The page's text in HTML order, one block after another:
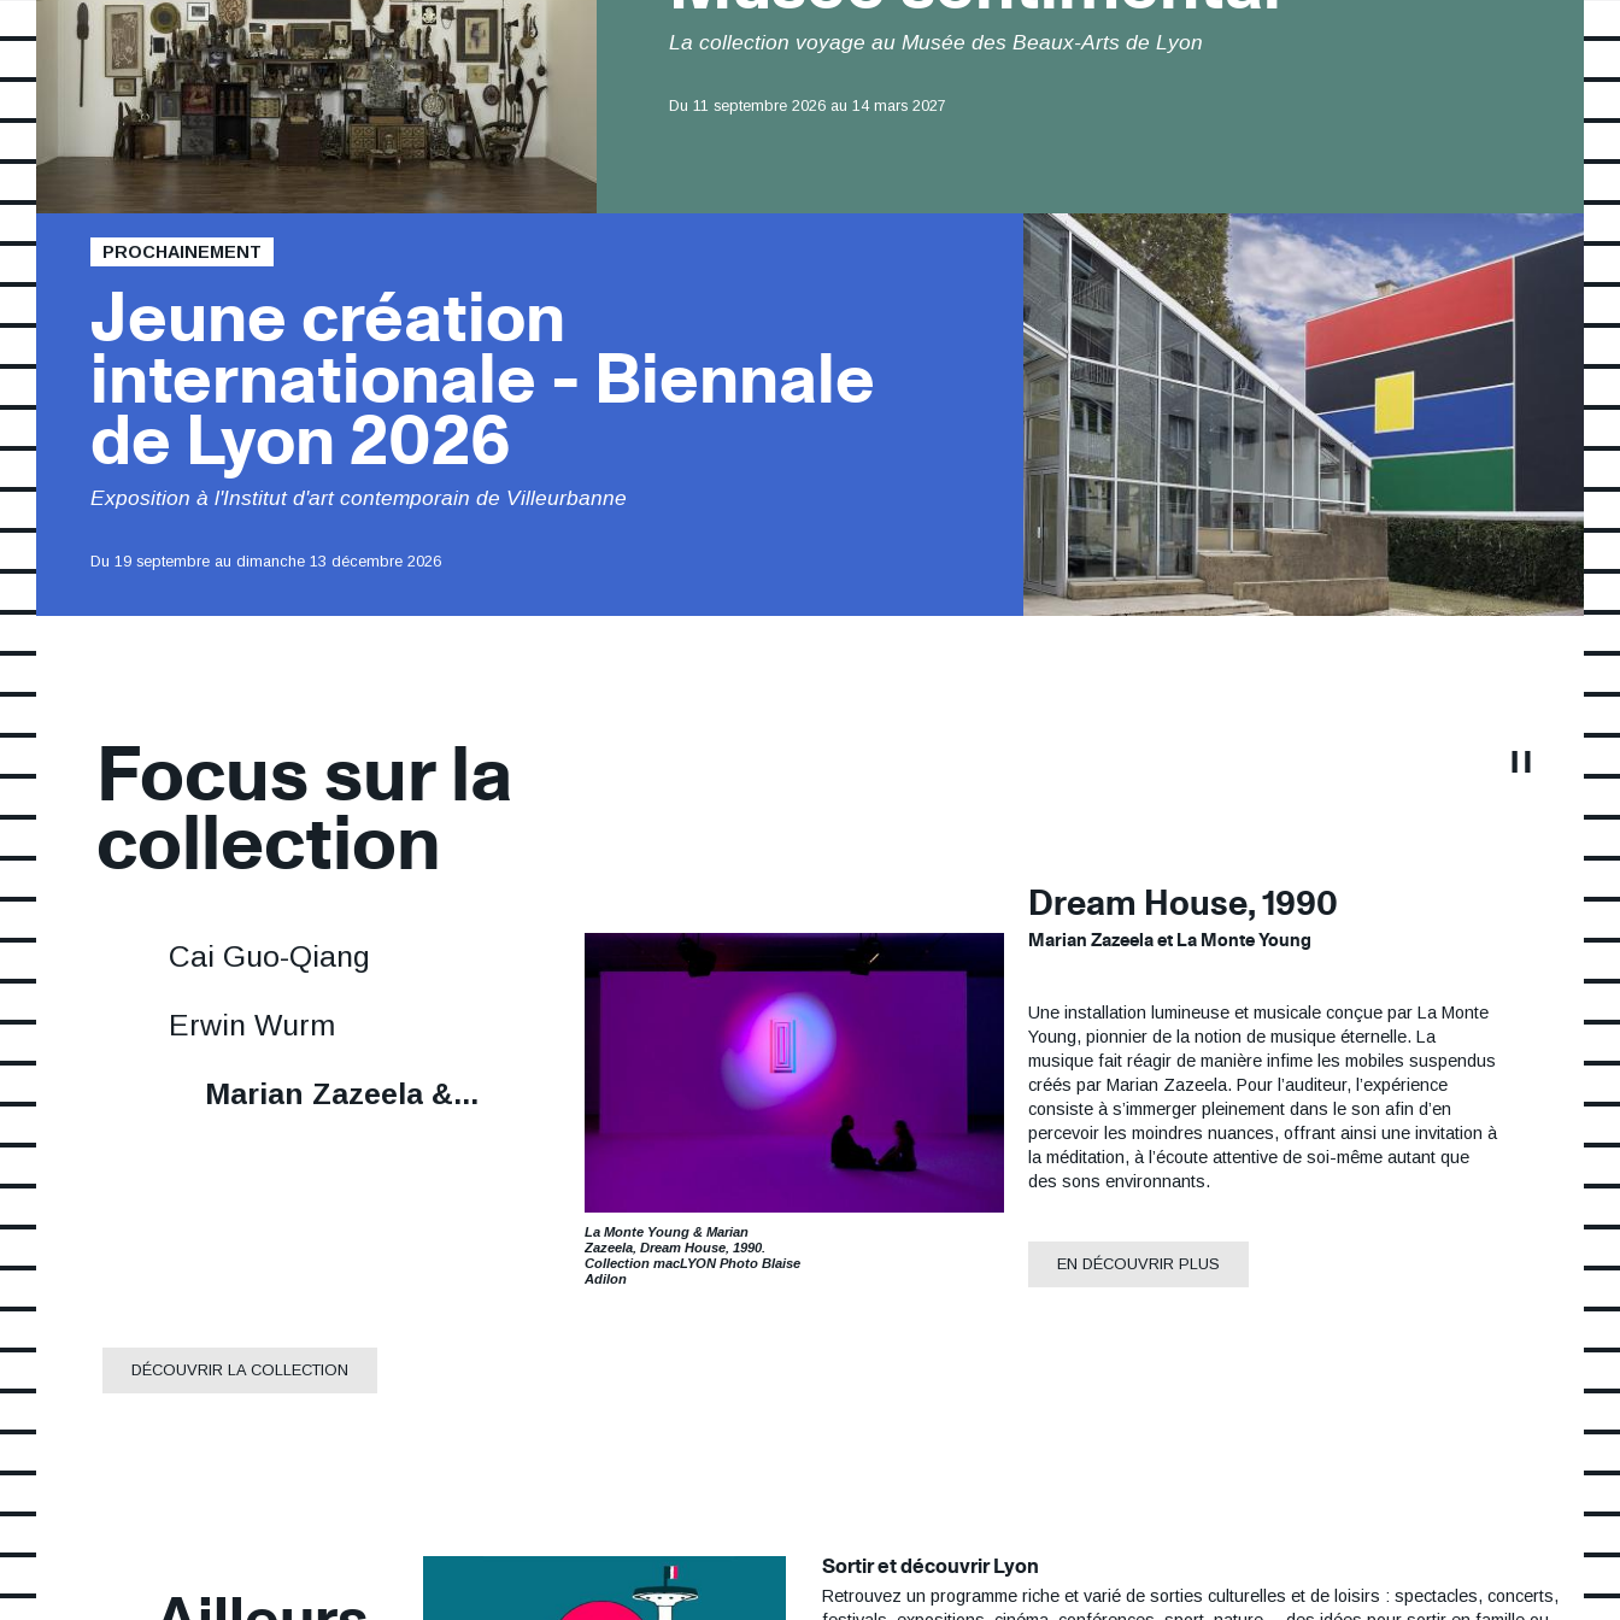
André Breton, 1922-1966, Mur de l'atelier d'André Breton, Centre Pompidou, Paris, Musée national d’art moderne - Centre de création industrielle. © ADAGP, Paris, 2026. Image © Centre Pompidou, MNAM-CCI, Dist. GrandPalaisRmn
Sous
La collection voyage au Musée des Beaux-Arts de Lyon
Date
Du 11 septembre 2026 au 14 mars 2027
Visuel
Image
PROCHAINEMENT
Titre
Jeune création
internationale - Biennale
de Lyon 2026
Sous
Exposition à l'Institut d'art contemporain de Villeurbanne
Date
Du 19 septembre au dimanche 13 décembre 2026
Focus sur la
collection
La
xxx
Cai Guo-Qiang
La
xxx
Erwin Wurm
La
Marian Zazeela &...
VIsuel
Image
La Monte Young & Marian
Zazeela, Dream House, 1990.
Collection macLYON Photo Blaise
Adilon
TItre
Dream House, 1990
Sous-
titre
Marian Zazeela et La Monte Young
Paragraphe
Une installation lumineuse et musicale conçue par La Monte
Young, pionnier de la notion de musique éternelle. La
musique fait réagir de manière infime les mobiles suspendus
créés par Marian Zazeela. Pour l’auditeur, l’expérience
consiste à s’immerger pleinement dans le son afin d’en
percevoir les moindres nuances, offrant ainsi une invitation à
la méditation, à l’écoute attentive de soi-même autant que
des sons environnants.
EN DÉCOUVRIR PLUS
DÉCOUVRIR LA COLLECTION
Titre
Sortir et découvrir Lyon
Paragraphe
Retrouvez un programme riche et varié de sorties culturelles et de loisirs : spectacles, concerts,